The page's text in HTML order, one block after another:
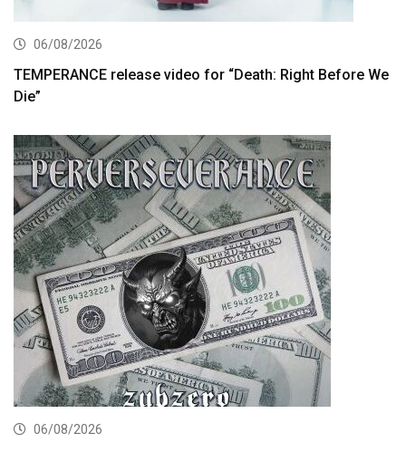
06/08/2026
TEMPERANCE release video for “Death: Right Before We
Die”
06/08/2026